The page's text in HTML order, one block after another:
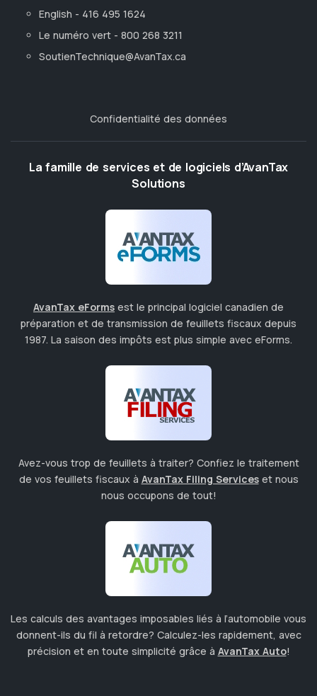
English - 416 495 1624
Le numéro vert - 800 268 3211
SoutienTechnique@AvanTax.ca
Confidentialité des données
La famille de services et de logiciels d’AvanTax
Solutions
Avez-vous trop de feuillets à traiter? Confiez le traitement
de vos feuillets fiscaux à AvanTax Filing Services et nous
nous occupons de tout!
AvanTax eForms est le principal logiciel canadien de
préparation et de transmission de feuillets fiscaux depuis
1987. La saison des impôts est plus simple avec eForms.
Les calculs des avantages imposables liés à l’automobile vous
donnent-ils du fil à retordre? Calculez-les rapidement, avec
précision et en toute simplicité grâce à AvanTax Auto!